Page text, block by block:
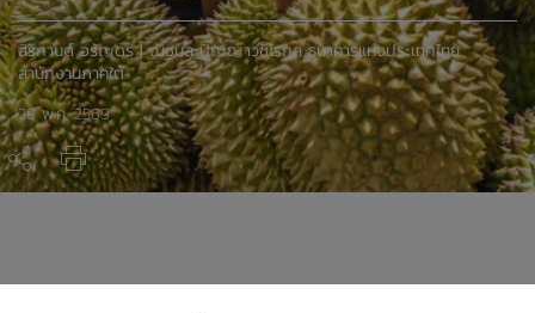
สิริกานต์ อรัญดร | ณิชมล ปัญญาวชิโรกุล ธนาคารแห่งประเทศไทย
สำนักงานภาคใต้
28 พ.ค. 2569